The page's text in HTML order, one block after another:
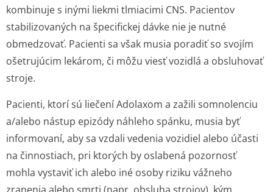
kombinuje s inými liekmi tlmiacimi CNS. Pacientov
stabilizovaných na špecifickej dávke nie je nutné
obmedzovať. Pacienti sa však musia poradiť so svojím
ošetrujúcim lekárom, či môžu viesť vozidlá a obsluhovať
stroje.
Pacienti, ktorí sú liečení Adolaxom a zažili somnolenciu
a/alebo nástup epizódy náhleho spánku, musia byť
informovaní, aby sa vzdali vedenia vozidiel alebo účasti
na činnostiach, pri ktorých by oslabená pozornosť
mohla vystaviť ich alebo iné osoby riziku vážneho